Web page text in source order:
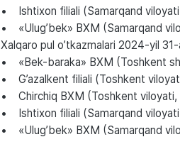
• Ishtixon filiali (Samarqand
• «Ulug’bek» BXM (Samarqand
Xalqaro pul o’tkazmalari 2024-yil
• «Bek-baraka» BXM (Toshkent
• G’azalkent filiali (Toshkent
• Chirchiq BXM (Toshkent viloyati,
• Ishtixon filiali (Samarqand
• «Ulug’bek» BXM (Samarqand